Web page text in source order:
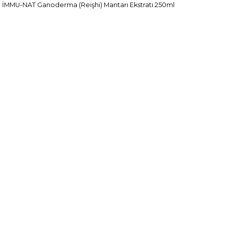
İMMU-NAT Ganoderma (Reişhi) Mantarı Ekstratı 250ml